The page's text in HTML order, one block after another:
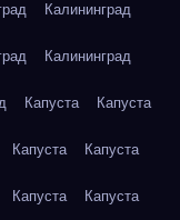
Калининград
Калининград
Капуста Капуста
Капуста Капуста
Капуста Капуста